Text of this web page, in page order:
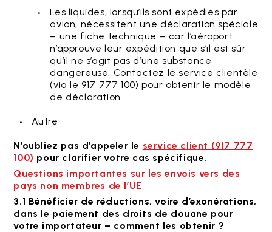
Les liquides, lorsqu’ils sont expédiés par
avion, nécessitent une déclaration spéciale
– une fiche technique – car l’aéroport
n’approuve leur expédition que s’il est sûr
qu’il ne s’agit pas d’une substance
dangereuse. Contactez le service clientèle
(via le 917 777 100) pour obtenir le modèle
de déclaration.
Autre
N’oubliez pas d’appeler le service client (917 777
100) pour clarifier votre cas spécifique.
Questions importantes sur les envois vers des
pays non membres de l’UE
3.1 Bénéficier de réductions, voire d’exonérations,
dans le paiement des droits de douane pour
votre importateur – comment les obtenir ?